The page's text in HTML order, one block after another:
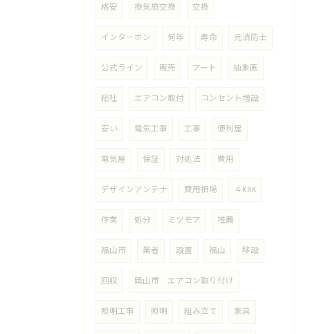
格安 換気扇交換 交換
インターホン 何年 寿命 元消防士
公式ライン 販売 アート 抽象画
総社 エアコン取付 コンセント増設
安い 電気工事 工事 便利屋
電気屋 保証 対処法 費用
デザインアンテナ 費用相場 ４K8K
作業 処分 ミツモア 推薦
福山市 業者 設置 福山 移設
回収 岡山市 エアコン取り付け
照明工事 照明 組み立て 家具